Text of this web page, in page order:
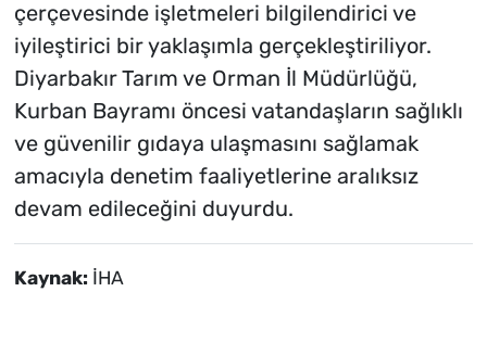
çerçevesinde işletmeleri bilgilendirici ve
iyileştirici bir yaklaşımla gerçekleştiriliyor.
Diyarbakır Tarım ve Orman İl Müdürlüğü,
Kurban Bayramı öncesi vatandaşların sağlıklı
ve güvenilir gıdaya ulaşmasını sağlamak
amacıyla denetim faaliyetlerine aralıksız
devam edileceğini duyurdu.
Kaynak: İHA